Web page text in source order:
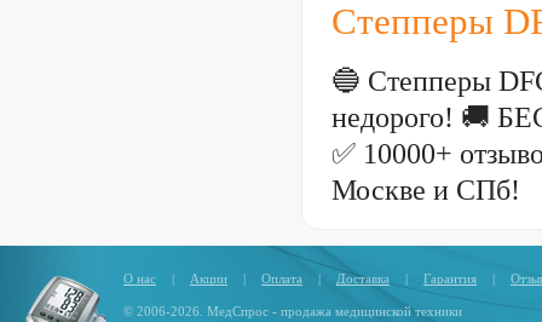
Степперы
🔵 Степперы
недорого! 🚚
✅ 10000+
Москве и СПб!
О нас | Акции | Оплата | Доставка | Гарантия |
© 2006-2026. МедСпрос - продажа медицинской техники